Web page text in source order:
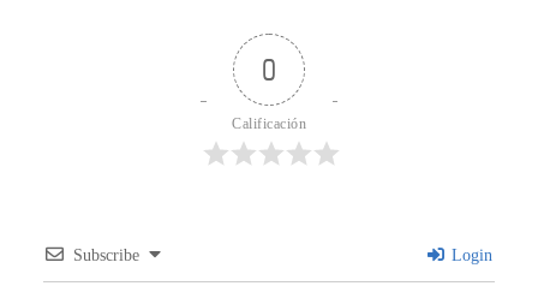
0
Calificación
Subscribe Login